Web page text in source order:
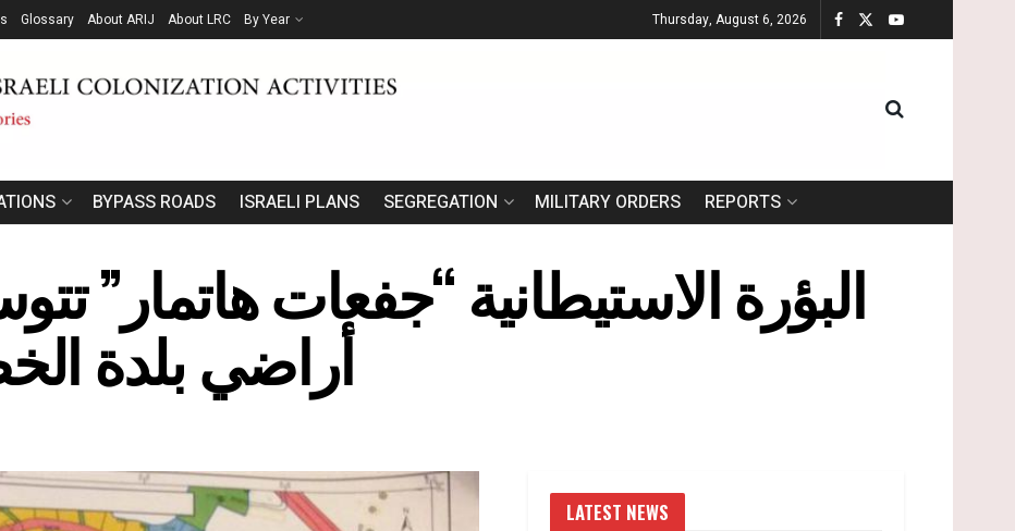
Glossary About ARIJ About LRC By Year Thursday, August 6, 2026
BYPASS ROADS ISRAELI PLANS SEGREGATION MILITARY ORDERS REPORTS
البؤرة الاستيطانية “جفعات
أراضي بلدة
LATEST NEWS